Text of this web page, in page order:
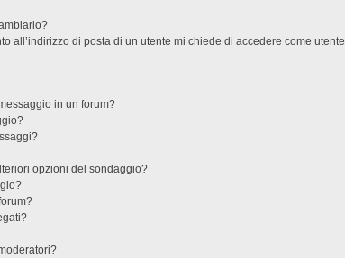
all’indirizzo di posta di un utente mi chiede di accedere come utente
in un forum?
opzioni del sondaggio?